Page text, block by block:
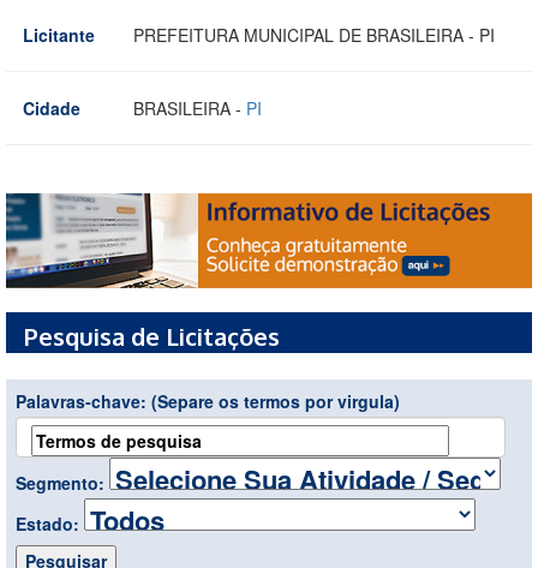
Licitante
PREFEITURA MUNICIPAL DE BRASILEIRA - PI
Cidade BRASILEIRA - PI
Pesquisa de Licitações
Palavras-chave: (Separe os termos por virgula)
Segmento:
Estado: